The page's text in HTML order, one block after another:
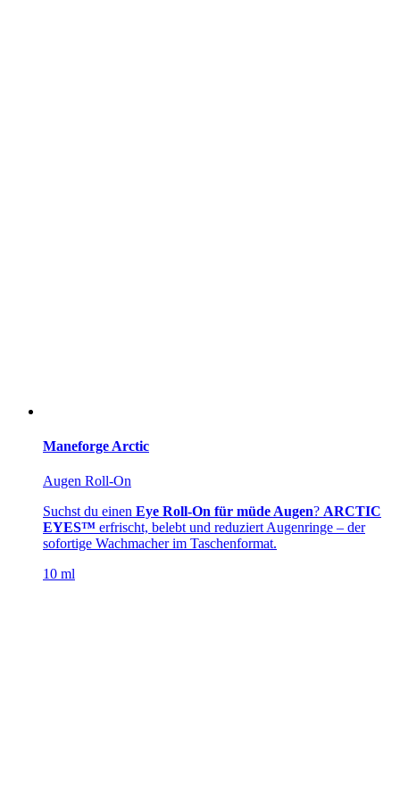
Maneforge Arctic
Augen Roll-On
Suchst du einen Eye Roll-On für müde Augen? ARCTIC
EYES™ erfrischt, belebt und reduziert Augenringe – der
sofortige Wachmacher im Taschenformat.
10 ml